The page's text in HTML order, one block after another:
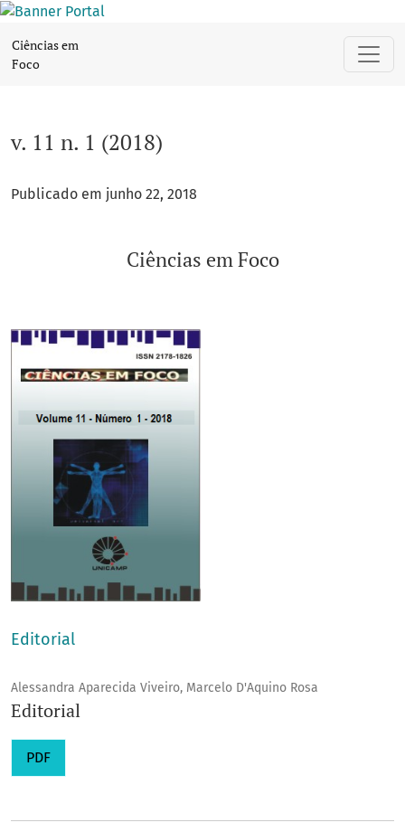
Ciências em
Foco
v. 11 n. 1 (2018)
Publicado em junho 22, 2018
Ciências em Foco
Editorial
Alessandra Aparecida Viveiro, Marcelo D'Aquino Rosa
Editorial
PDF